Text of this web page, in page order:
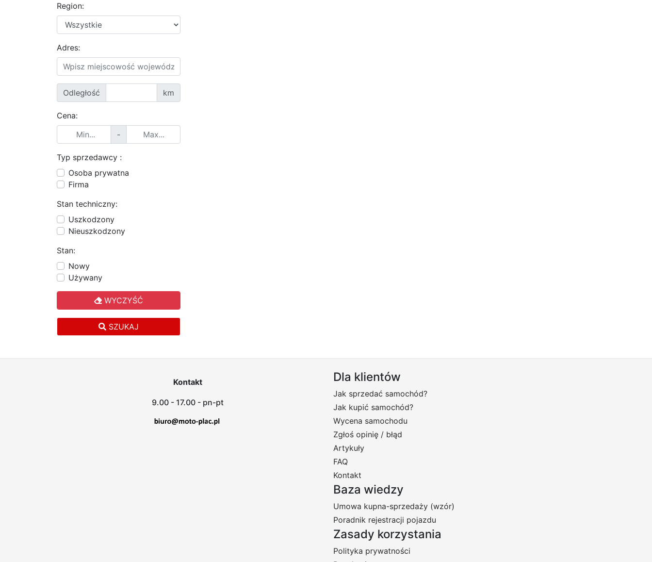
Region:
Adres:
Odległość km
Cena:
-
Typ sprzedawcy :
Osoba prywatna
Firma
Stan techniczny:
Uszkodzony
Nieuszkodzony
Stan:
Nowy
Używany
WYCZYŚĆ
SZUKAJ
Kontakt
9.00 - 17.00 - pn-pt
Dla klientów
Jak sprzedać samochód?
Jak kupić samochód?
Wycena samochodu
Zgłoś opinię / błąd
Artykuły
FAQ
Kontakt
Baza wiedzy
Umowa kupna-sprzedaży (wzór)
Poradnik rejestracji pojazdu
Zasady korzystania
Polityka prywatności